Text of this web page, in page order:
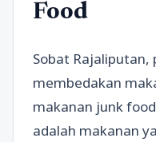
Food
Sobat
membedakan
makanan junk
adalah makanan